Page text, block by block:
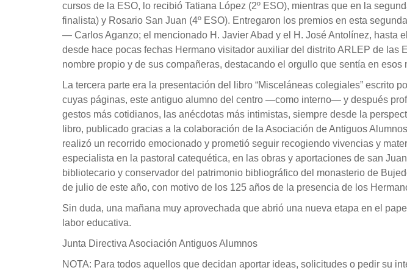
cursos de la ESO, lo recibió Tatiana López (2º ESO), mientras que en la
finalista) y Rosario San Juan (4º ESO). Entregaron los premios en esta
— Carlos Aganzo; el mencionado H. Javier Abad y el H. José Antolínez, hasta
desde hace pocas fechas Hermano visitador auxiliar del distrito ARLEP de
nombre propio y de sus compañeras, destacando el orgullo que sentía en
La tercera parte era la presentación del libro “Misceláneas colegiales”
cuyas páginas, este antiguo alumno del centro —como interno— y después
gestos más cotidianos, las anécdotas más intimistas, siempre desde la
libro, publicado gracias a la colaboración de la Asociación de Antiguos
realizó un recorrido emocionado y prometió seguir recogiendo vivencias y
especialista en la pastoral catequética, en las obras y aportaciones de san
bibliotecario y conservador del patrimonio bibliográfico del monasterio de
de julio de este año, con motivo de los 125 años de la presencia de los
Sin duda, una mañana muy aprovechada que abrió una nueva etapa en el
labor educativa.
Junta Directiva Asociación Antiguos Alumnos
NOTA: Para todos aquellos que decidan aportar ideas, solicitudes o pedir su